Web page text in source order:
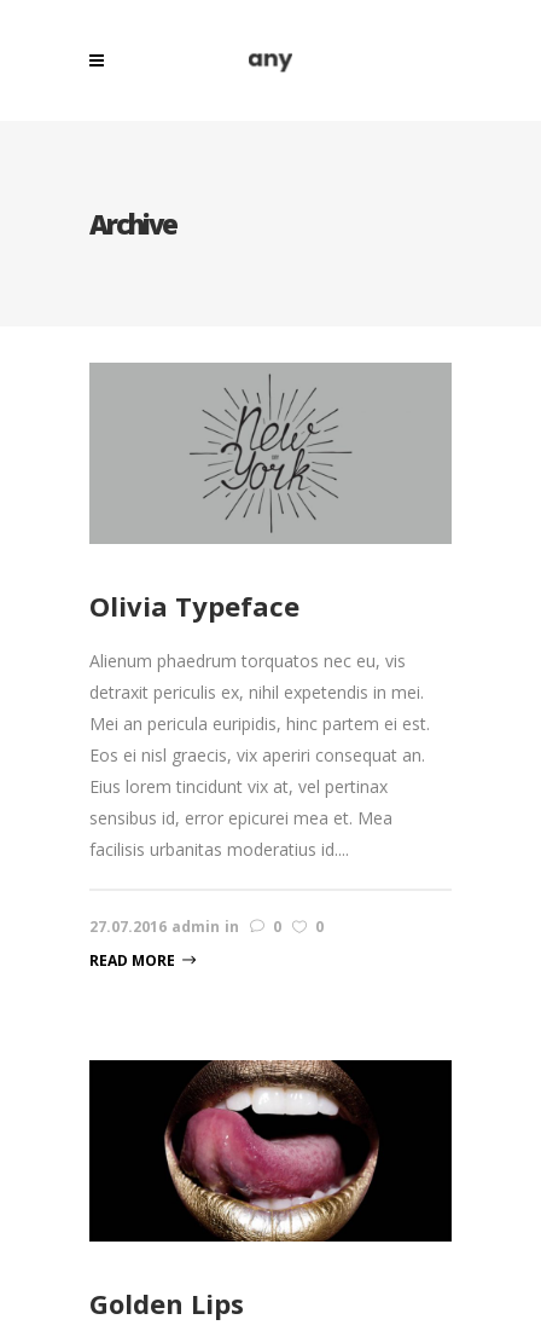
Archive
Olivia Typeface
Alienum phaedrum torquatos nec eu, vis
detraxit periculis ex, nihil expetendis in mei.
Mei an pericula euripidis, hinc partem ei est.
Eos ei nisl graecis, vix aperiri consequat an.
Eius lorem tincidunt vix at, vel pertinax
sensibus id, error epicurei mea et. Mea
facilisis urbanitas moderatius id....
27.07.2016 admin in 0
0
READ MORE
Golden Lips